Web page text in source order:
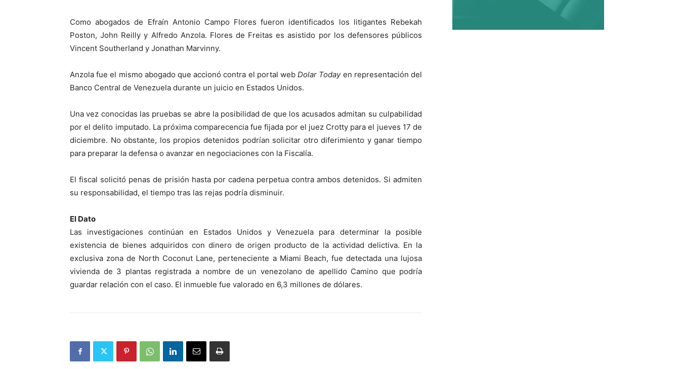
Como abogados de Efraín Antonio Campo Flores fueron identificados los litigantes Rebekah
Poston, John Reilly y Alfredo Anzola. Flores de Freitas es asistido por los defensores públicos
Vincent Southerland y Jonathan Marvinny.
Anzola fue el mismo abogado que accionó contra el portal webDolar Todayen representación del
Banco Central de Venezuela durante un juicio en Estados Unidos.
Una vez conocidas las pruebas se abre la posibilidad de que los acusados admitan su culpabilidad
por el delito imputado. La próxima comparecencia fue fijada por el juez Crotty para el jueves 17 de
diciembre. No obstante, los propios detenidos podrían solicitar otro diferimiento y ganar tiempo
para preparar la defensa o avanzar en negociaciones con la Fiscalía.
El fiscal solicitó penas de prisión hasta por cadena perpetua contra ambos detenidos. Si admiten
su responsabilidad, el tiempo tras las rejas podría disminuir.
El Dato
Las investigaciones continúan en Estados Unidos y Venezuela para determinar la posible
existencia de bienes adquiridos con dinero de origen producto de la actividad delictiva. En la
exclusiva zona de North Coconut Lane, perteneciente a Miami Beach, fue detectada una lujosa
vivienda de 3 plantas registrada a nombre de un venezolano de apellido Camino que podría
guardar relación con el caso. El inmueble fue valorado en 6,3 millones de dólares.